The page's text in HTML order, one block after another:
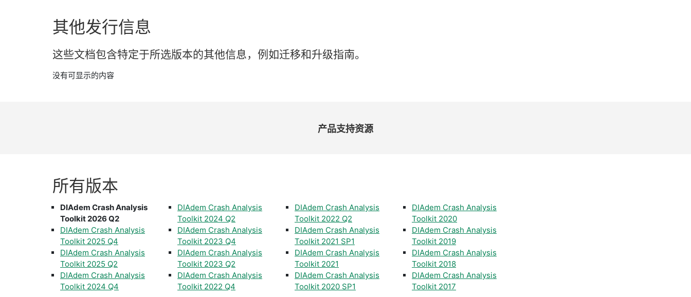
其他发行信息
这些文档包含特定于所选版本的其他信息， 例如迁移和升级指南。
没有可显示的内容
产品支持资源
所有版本
DIAdem Crash Analysis
Toolkit 2026 Q2
DIAdem Crash Analysis
Toolkit 2025 Q4
DIAdem Crash Analysis
Toolkit 2025 Q2
DIAdem Crash Analysis
Toolkit 2024 Q4
DIAdem Crash Analysis
Toolkit 2024 Q2
DIAdem Crash Analysis
Toolkit 2023 Q4
DIAdem Crash Analysis
Toolkit 2023 Q2
DIAdem Crash Analysis
Toolkit 2022 Q4
DIAdem Crash Analysis
Toolkit 2022 Q2
DIAdem Crash Analysis
Toolkit 2021 SP1
DIAdem Crash Analysis
Toolkit 2021
DIAdem Crash Analysis
Toolkit 2020 SP1
DIAdem Crash Analysis
Toolkit 2020
DIAdem Crash Analysis
Toolkit 2019
DIAdem Crash Analysis
Toolkit 2018
DIAdem Crash Analysis
Toolkit 2017